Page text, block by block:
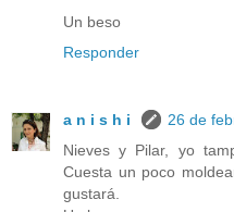
Un beso
Responder
a n i s h i
26 de
Nieves y Pilar, yo
Cuesta un poco
gustará.